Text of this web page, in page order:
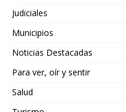
Judiciales
Municipios
Noticias Destacadas
Para ver, oír y sentir
Salud